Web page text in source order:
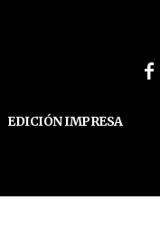
EDICIÓN IMPRESA